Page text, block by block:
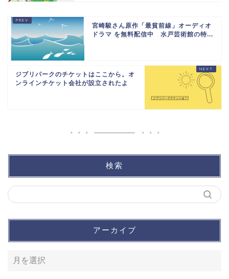
宮崎駿さん原作「最貧前線」オーディオ
ドラマ を無料配信中 水戸芸術館の特...
ジブリパークのチケットはここから。オ
ンラインチケット会社が設立されたよ
検索
アーカイブ